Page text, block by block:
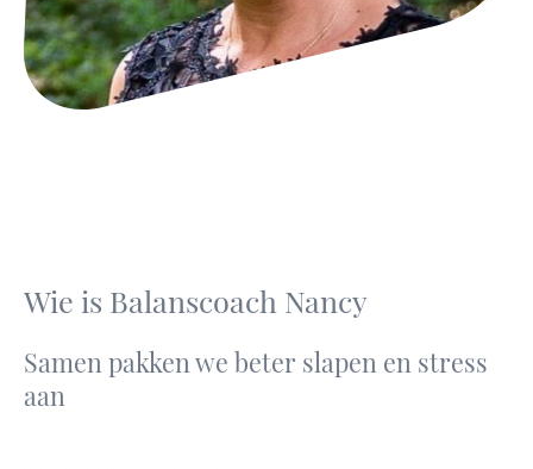
Wie is Balanscoach Nancy
Samen pakken we beter slapen en stress
aan